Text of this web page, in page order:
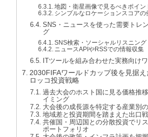
地図・衛星画像で見るべきポイン
シンプルなロケーションスコアの
SNS・ニュースを使った需要トレ
グ
SNS検索・ソーシャルリスニング
ニュースAPIやRSSでの情報収集
ITツールを組み合わせた実務向け
2030FIFAワールドカップ後を見据
ロッコ投資戦略
過去大会のホスト国に見る価格推
イミング
大会後の成長源を特定する産業別
地域差と投資期間を踏まえた出口
共催国・周辺国との分散投資でリ
ポートフォリオ